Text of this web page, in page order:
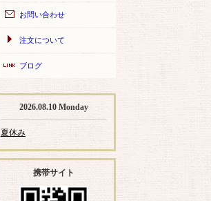
お問い合わせ
注文について
ブログ
2026.08.10 Monday
夏休み
携帯サイト